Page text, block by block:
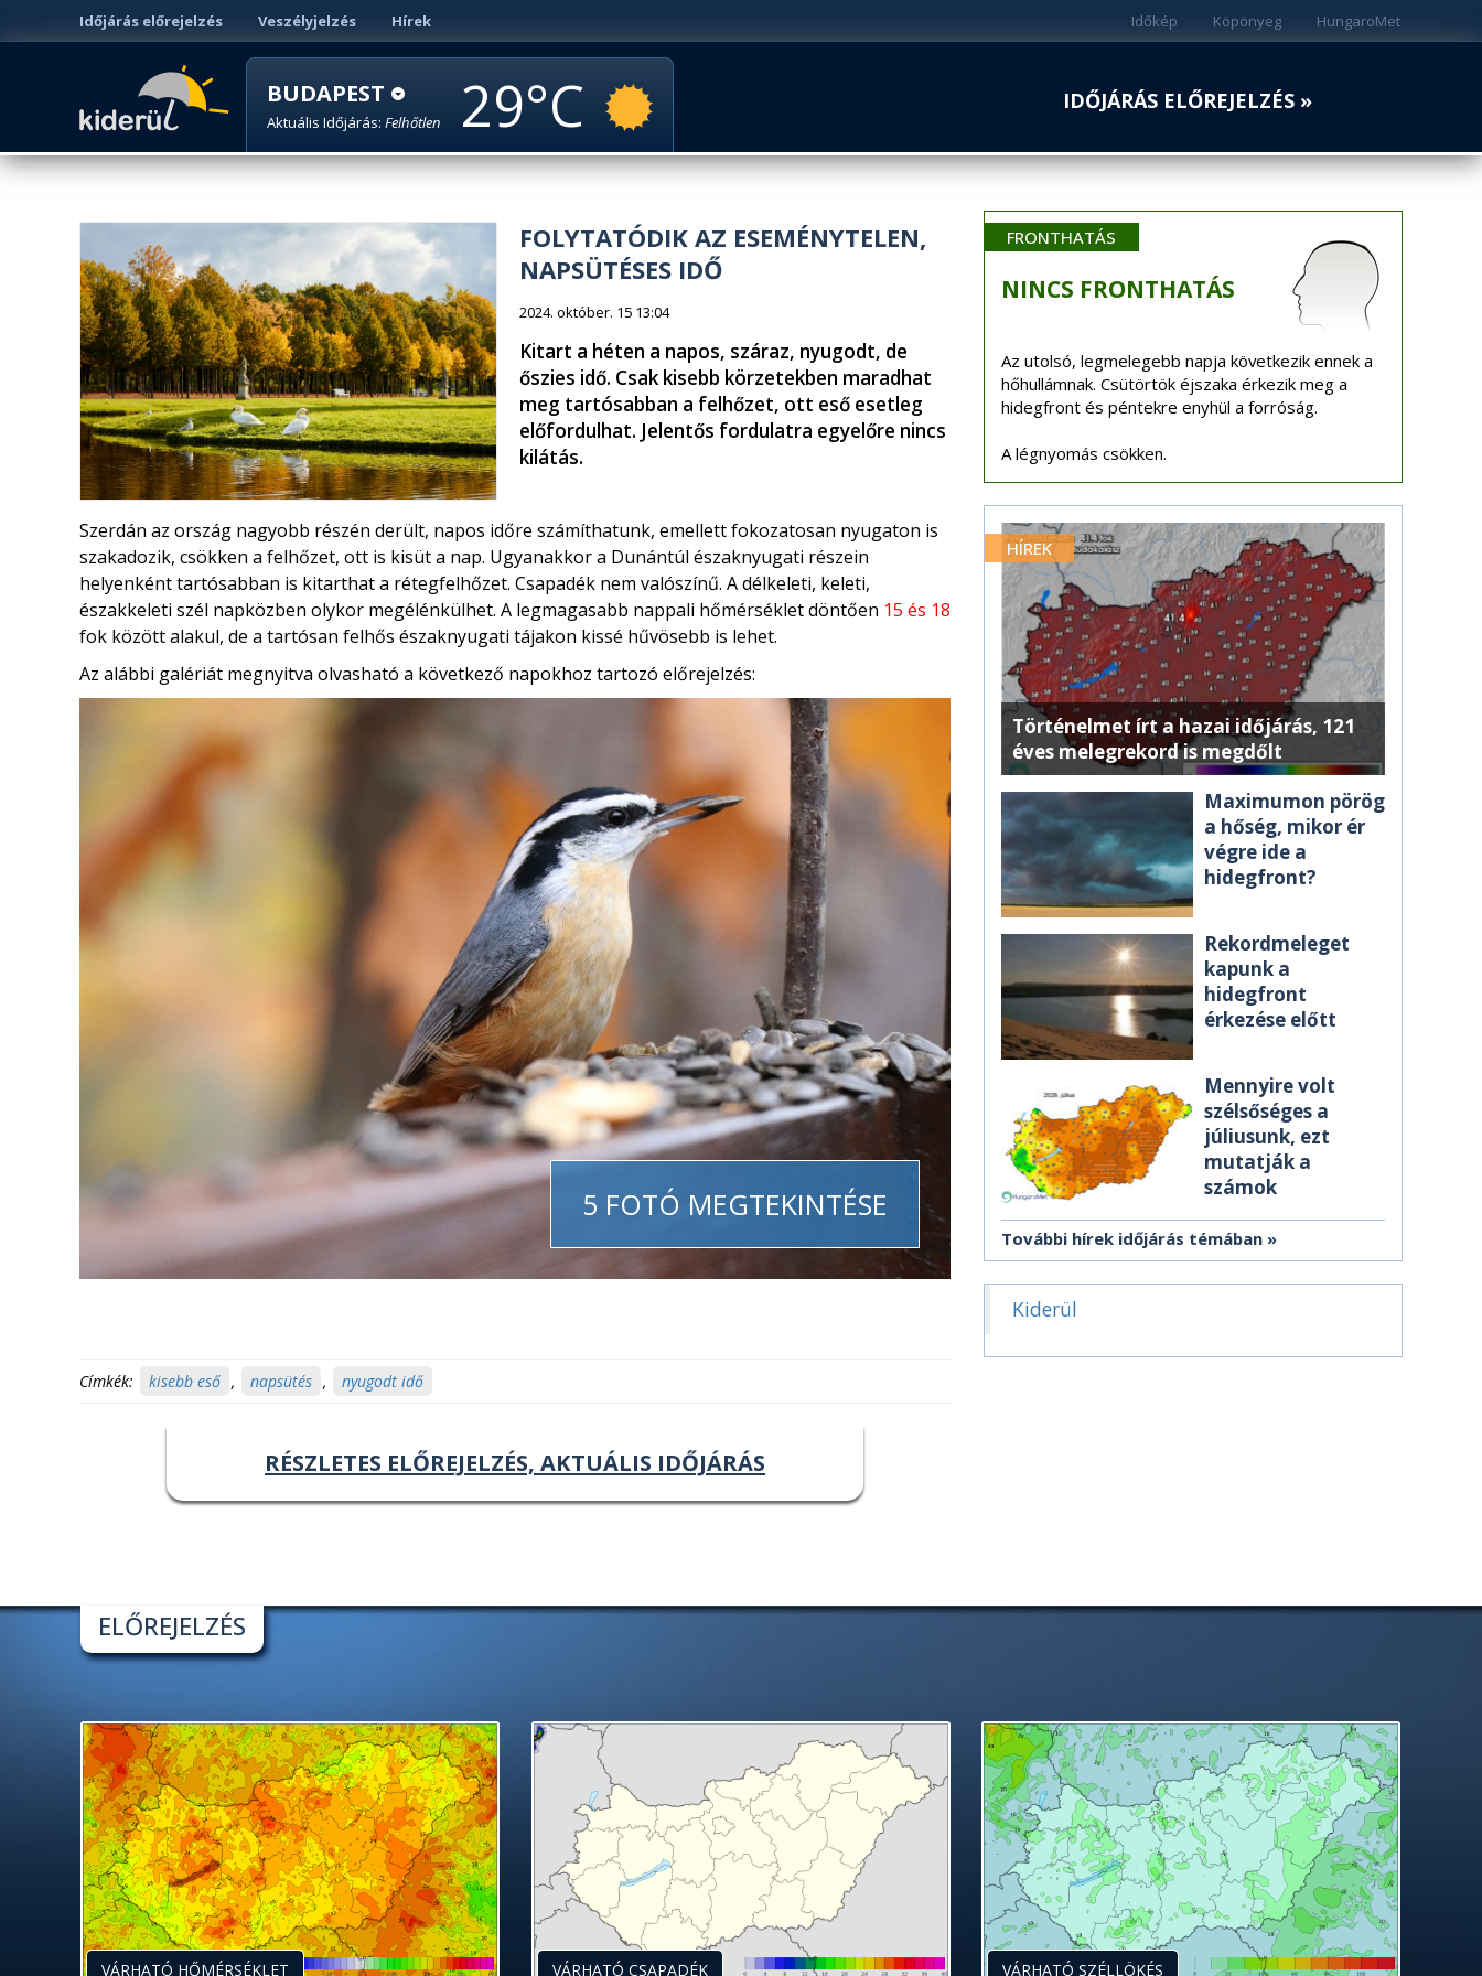
Időjárás előrejelzés Veszélyjelzés Hírek HungaroMet
Köpönyeg
Időkép
BUDAPEST
Aktuális Időjárás: Felhőtlen 29 IDŐJÁRÁS ELŐREJELZÉS »
FOLYTATÓDIK AZ ESEMÉNYTELEN,
NAPSÜTÉSES IDŐ
2024. október. 15 13:04
Kitart a héten a napos, száraz, nyugodt, de
őszies idő. Csak kisebb körzetekben maradhat
meg tartósabban a felhőzet, ott eső esetleg
előfordulhat. Jelentős fordulatra egyelőre nincs
kilátás.
Szerdán az ország nagyobb részén derült, napos időre számíthatunk, emellett fokozatosan nyugaton is
szakadozik, csökken a felhőzet, ott is kisüt a nap. Ugyanakkor a Dunántúl északnyugati részein
helyenként tartósabban is kitarthat a rétegfelhőzet. Csapadék nem valószínű. A délkeleti, keleti,
északkeleti szél napközben olykor megélénkülhet. A legmagasabb nappali hőmérséklet döntően 15 és 18
fok között alakul, de a tartósan felhős északnyugati tájakon kissé hűvösebb is lehet.
Az alábbi galériát megnyitva olvasható a következő napokhoz tartozó előrejelzés:
5 FOTÓ MEGTEKINTÉSE
Címkék: kisebb eső , napsütés , nyugodt idő
RÉSZLETES ELŐREJELZÉS, AKTUÁLIS IDŐJÁRÁS
FRONTHATÁS
NINCS FRONTHATÁS
Az utolsó, legmelegebb napja következik ennek a
hőhullámnak. Csütörtök éjszaka érkezik meg a
hidegfront és péntekre enyhül a forróság.
A légnyomás csökken.
HÍREK
Történelmet írt a hazai időjárás, 121
éves melegrekord is megdőlt
Maximumon pörög
a hőség, mikor ér
végre ide a
hidegfront?
Rekordmeleget
kapunk a
hidegfront
érkezése előtt
Mennyire volt
szélsőséges a
júliusunk, ezt
mutatják a
számok
További hírek időjárás témában
Kiderül
ELŐREJELZÉS
VÁRHATÓ HŐMÉRSÉKLET VÁRHATÓ CSAPADÉK VÁRHATÓ SZÉLLÖKÉS